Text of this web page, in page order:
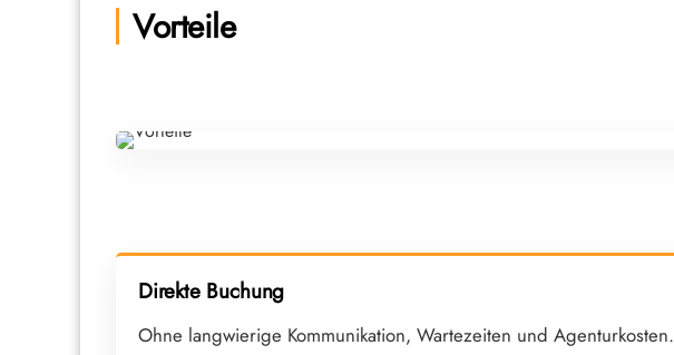
Vorteile
Direkte Buchung
Ohne langwierige Kommunikation, Wartezeiten und Agenturkosten.